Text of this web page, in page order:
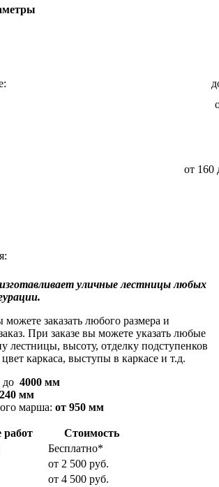
от 160
уличные лестницы любых
заказать любого размера и
При заказе вы можете указать любые
лестницы, высоту, отделку подступенков
каркаса, выступы в каркасе и т.д.
до 4000 мм
мм
марша: от 950 мм
работ
Стоимость
Бесплатно*
от 2 500 руб.
от 4 500 руб.